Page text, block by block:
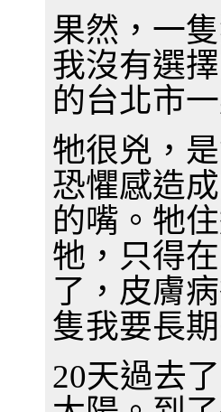
果然，一
我沒有選
的台北市
牠很兇，
恐懼感造
的嘴。牠
牠，只得
了，皮膚
隻我要長
20天過去